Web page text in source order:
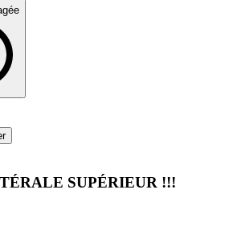
SUPÉRIEUR !!!